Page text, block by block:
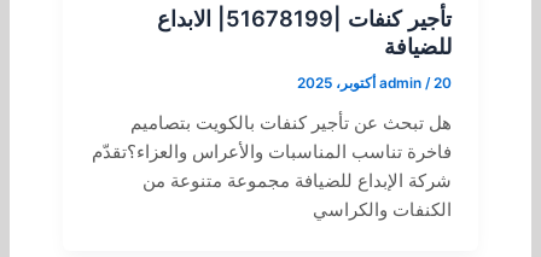
تأجير كنفات |51678199| الابداع
للضيافة
admin /20 أكتوبر، 2025
هل تبحث عن تأجير كنفات بالكويت بتصاميم
فاخرة تناسب المناسبات والأعراس والعزاء؟تقدّم
شركة الإبداع للضيافة مجموعة متنوعة من
الكنفات والكراسي